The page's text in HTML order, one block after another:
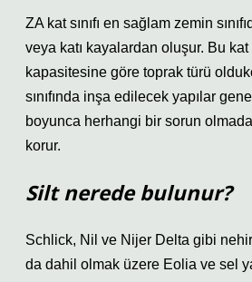
ZA kat sınıfı en sağlam zemin
veya katı kayalardan oluşur. Bu kat
kapasitesine göre toprak türü
sınıfında inşa edilecek yapılar
boyunca herhangi bir sorun
korur.
Silt nerede bulunur?
Schlick, Nil ve Nijer Delta gibi
da dahil olmak üzere Eolia ve sel